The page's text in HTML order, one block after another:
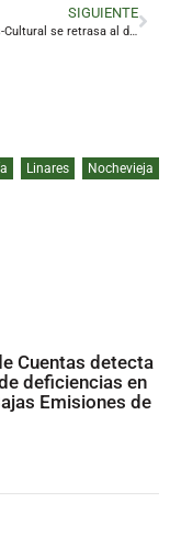
SIGUIENTE
El Linares-Cultural se retrasa al domingo
Linares
Nochevieja
Cuentas detecta
deficiencias en
Emisiones de